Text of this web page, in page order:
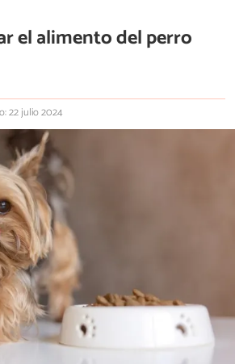
el alimento del perro
22 julio 2024